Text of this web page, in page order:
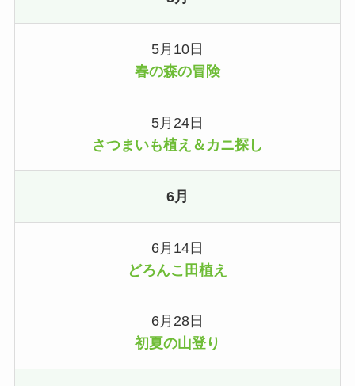
5月10日
春の森の冒険
5月24日
さつまいも植え＆カニ探し
6月
6月14日
どろんこ田植え
6月28日
初夏の山登り